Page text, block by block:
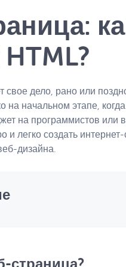
свое дело, рано или
на начальном этапе,
на программистов
и легко создать
дизайна.